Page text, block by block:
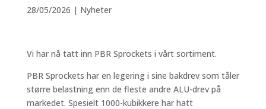
28/05/2026 | Nyheter
Vi har nå tatt inn PBR Sprockets i vårt sortiment.
PBR Sprockets har en legering i sine bakdrev som tåler
større belastning enn de fleste andre ALU-drev på
markedet. Spesielt 1000-kubikkere har hatt